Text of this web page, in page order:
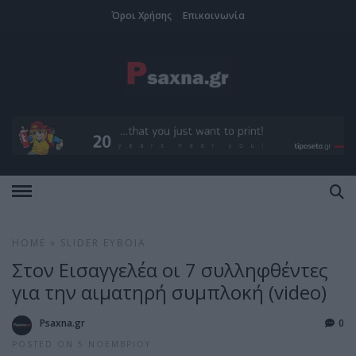
Όροι Χρήσης Επικοινωνία
HOME SLIDER ΕΎΒΟΙΑ
Στον Εισαγγελέα οι 7 συλληφθέντες
για την αιματηρή συμπλοκή (video)
Psaxna.gr
POSTED ON 5 ΝΟΕΜΒΡΊΟΥ
0